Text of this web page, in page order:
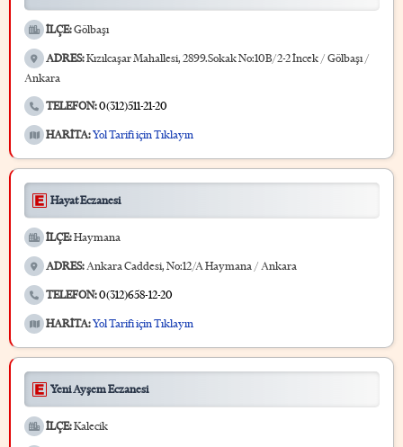
İLÇE:Gölbaşı
ADRES:Kızılcaşar Mahallesi, 2899.Sokak No:10B/2-2 İncek / Gölbaşı /
Ankara
TELEFON:0(312)511-21-20
HARİTA:Yol Tarifi için Tıklayın
Hayat Eczanesi
İLÇE:Haymana
ADRES:Ankara Caddesi, No:12/A Haymana / Ankara
TELEFON:0(312)658-12-20
HARİTA:Yol Tarifi için Tıklayın
Yeni Ayşem Eczanesi
İLÇE:Kalecik